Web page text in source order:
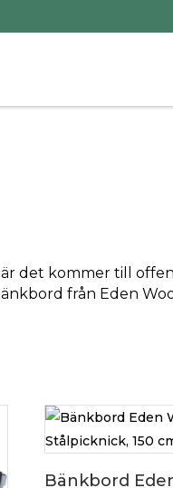
det kommer till
från Eden
Bänkbord